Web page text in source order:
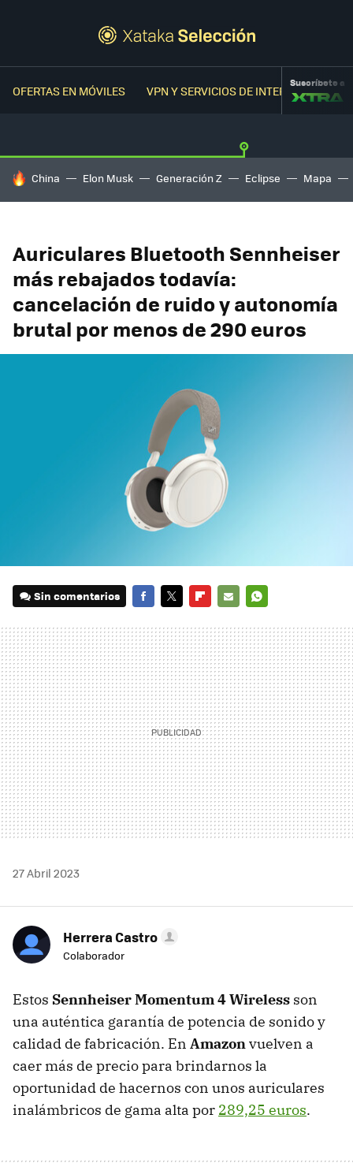
OFERTAS EN MÓVILES VPN Y SERVICIOS DE INTERNETSuscríbete a
HOY SE HABLA DE
China Elon Musk Generación Z Eclipse Mapa
Auriculares Bluetooth Sennheiser
más rebajados todavía:
cancelación de ruido y autonomía
brutal por menos de 290 euros
Sin comentarios
MAIL
27 Abril 2023
Herrera Castro
Colaborador
Estos Sennheiser Momentum 4 Wireless son
una auténtica garantía de potencia de sonido y
calidad de fabricación. En Amazonvuelven a
caer más de precio para brindarnos la
oportunidad de hacernos con unos auriculares
inalámbricos de gama alta por 289,25 euros.